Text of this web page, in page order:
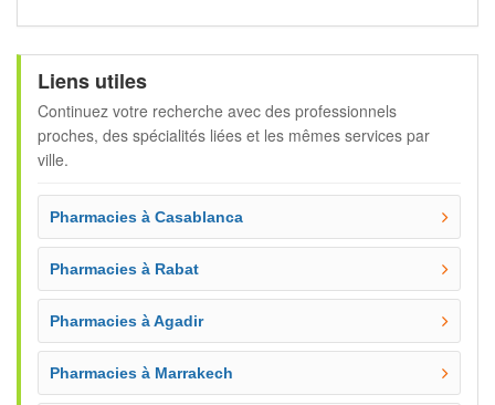
Liens utiles
Continuez votre recherche avec des professionnels
proches, des spécialités liées et les mêmes services par
ville.
Pharmacies à Casablanca
Pharmacies à Rabat
Pharmacies à Agadir
Pharmacies à Marrakech